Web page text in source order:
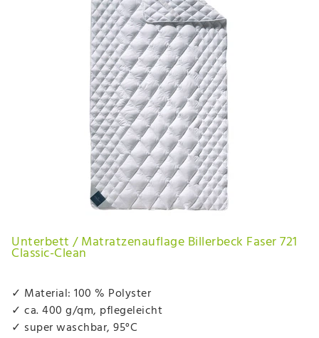
Unterbett / Matratzenauflage Billerbeck Faser 721
Classic-Clean
✓ Material: 100 % Polyster
✓ ca. 400 g/qm, pflegeleicht
✓ super waschbar, 95°C